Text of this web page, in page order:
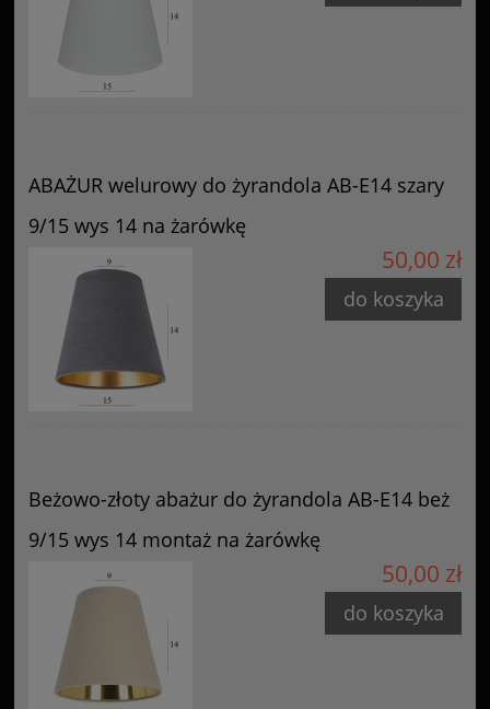
ABAŻUR welurowy do żyrandola AB-E14 szary
9/15 wys 14 na żarówkę
50,00 zł
do koszyka
Beżowo-złoty abażur do żyrandola AB-E14 beż
9/15 wys 14 montaż na żarówkę
50,00 zł
do koszyka